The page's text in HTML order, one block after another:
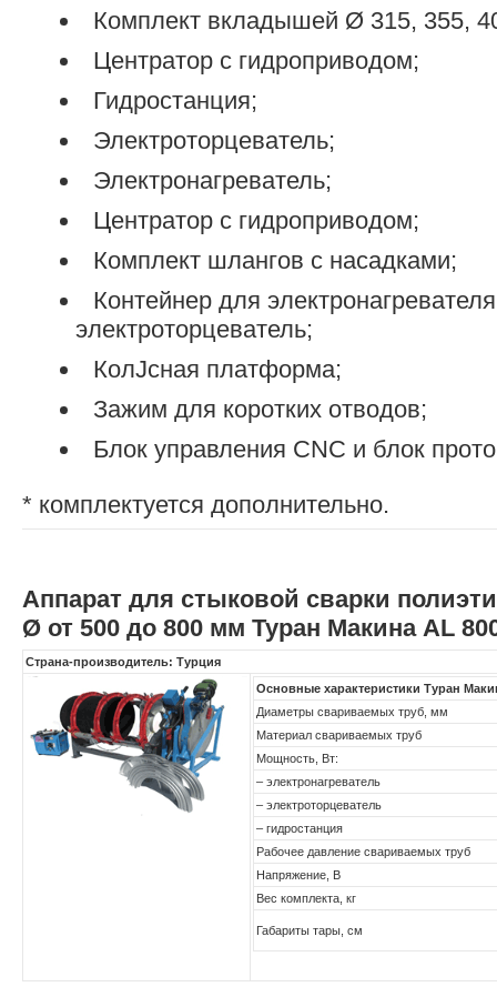
Комплект вкладышей Ø 315, 355,
Центратор с гидроприводом;
Гидростанция;
Электроторцеватель;
Электронагреватель;
Центратор с гидроприводом;
Комплект шлангов с насадками;
Контейнер для
электроторцеватель;
КолЈсная платформа;
Зажим для коротких отводов;
Блок управления CNC и блок
* комплектуется дополнительно.
Аппарат для стыковой сварки
Ø от 500 до 800 мм Туран Макина AL
Страна-производитель: Турция
Основные характеристики Туран
Диаметры свариваемых труб, мм
Материал свариваемых труб
Мощность, Вт:
– электронагреватель
– электроторцеватель
– гидростанция
Рабочее давление свариваемых труб
Напряжение, В
Вес комплекта, кг
Габариты тары, см